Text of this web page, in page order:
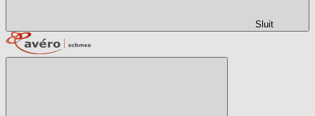
Sluit